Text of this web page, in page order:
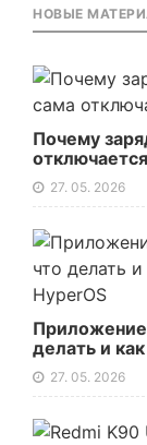
НОВЫЕ
Почему
отключается
27. 05. 2026
делать и
27. 05. 2026